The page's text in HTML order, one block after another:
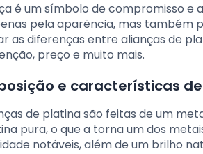
é um símbolo de compromisso
pela aparência, mas também
as diferenças entre alianças de
preço e muito mais.
e características
de platina são feitas de um
pura, o que a torna um dos
notáveis, além de um brilho